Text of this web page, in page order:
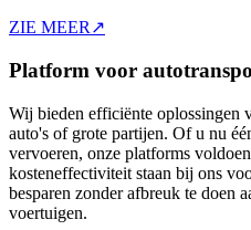
ZIE MEER ↗
Platform voor
Wij bieden efficiënte oplossingen
auto's of grote partijen. Of u nu
vervoeren, onze platforms
kosteneffectiviteit staan bij ons
besparen zonder afbreuk te doen
voertuigen.